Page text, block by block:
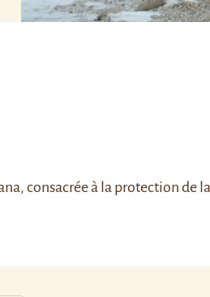
consacrée à la protection de